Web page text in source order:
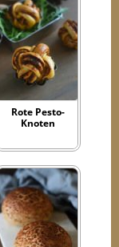
Rote Pesto-
Knoten